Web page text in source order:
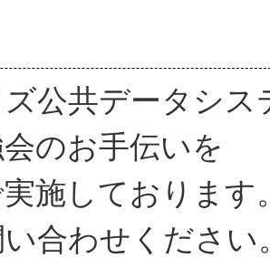
公共データシス
のお手伝いを
施しておりま
合わせください